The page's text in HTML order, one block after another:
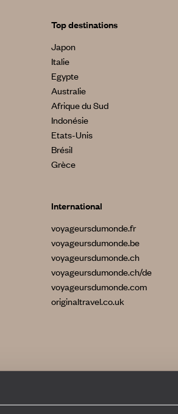
Top destinations
Japon
Italie
Egypte
Australie
Afrique du Sud
Indonésie
Etats-Unis
Brésil
Grèce
International
voyageursdumonde.fr
voyageursdumonde.be
voyageursdumonde.ch
voyageursdumonde.ch/de
voyageursdumonde.com
originaltravel.co.uk
Notice légale et CGU